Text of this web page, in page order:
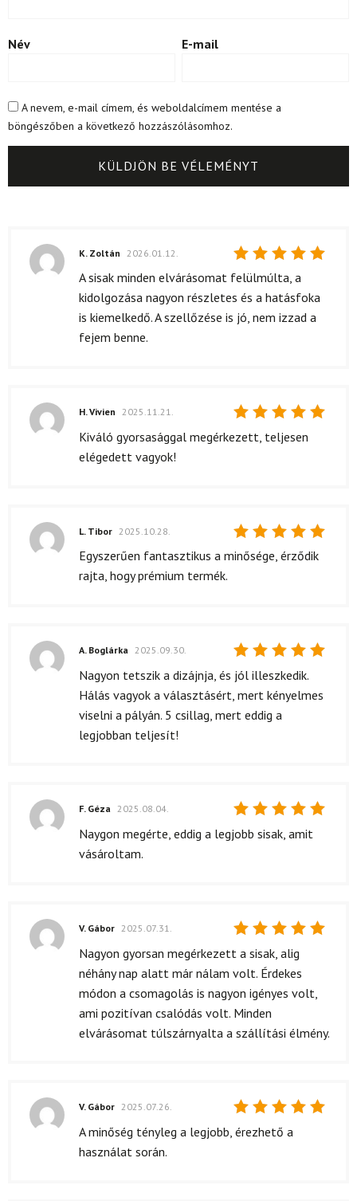
Név E-mail
A nevem, e-mail címem, és weboldalcímem mentése a
böngészőben a következő hozzászólásomhoz.
Értékelés:
K. Zoltán 2026.01.12.
A sisak minden elvárásomat felülmúlta, a
kidolgozása nagyon részletes és a hatásfoka
is kiemelkedő. A szellőzése is jó, nem izzad a
fejem benne.
Értékelés:
/ 5
H. Vivien 2025.11.21.
Kiváló gyorsasággal megérkezett, teljesen
elégedett vagyok!
Értékelés:
/ 5
L. Tibor 2025.10.28.
Egyszerűen fantasztikus a minősége, érződik
rajta, hogy prémium termék.
Értékelés:
5
A. Boglárka 2025.09.30.
Nagyon tetszik a dizájnja, és jól illeszkedik.
Hálás vagyok a választásért, mert kényelmes
viselni a pályán. 5 csillag, mert eddig a
legjobban teljesít!
Értékelés:
F. Géza 2025.08.04.
Naygon megérte, eddig a legjobb sisak, amit
vásároltam.
Értékelés:
/ 5
V. Gábor 2025.07.31.
Nagyon gyorsan megérkezett a sisak, alig
néhány nap alatt már nálam volt. Érdekes
módon a csomagolás is nagyon igényes volt,
ami pozitívan csalódás volt. Minden
elvárásomat túlszárnyalta a szállítási élmény.
Értékelés:
V. Gábor 2025.07.26.
A minőség tényleg a legjobb, érezhető a
használat során.